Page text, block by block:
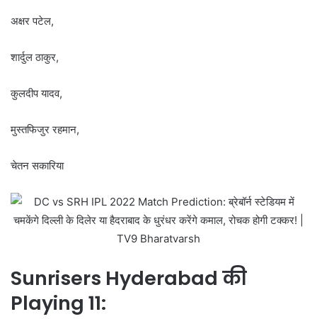
अक्षर पटेल,
शार्दुल ठाकुर,
कुलदीप यादव,
मुस्तफिजुर रहमान,
चेतन सकारिया
Sunrisers Hyderabad की
Playing 11: